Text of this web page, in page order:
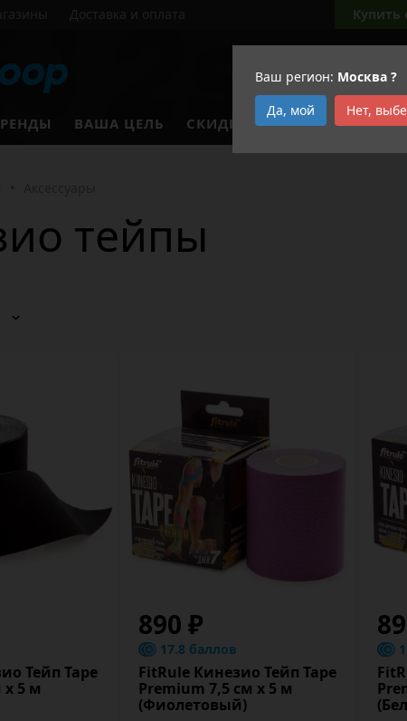
Ваш регион: Москва ?
Да, мой
Нет,
Доставка и оплата Купить
ВАША ЦЕЛЬ СКИДКИ АКЦИИ
тейпы
Тейп Tape
х 5 м
890 ₽
17.8 баллов
FitRule Кинезио Тейп Tape
Premium 7,5 cм х 5 м
(Фиолетовый)